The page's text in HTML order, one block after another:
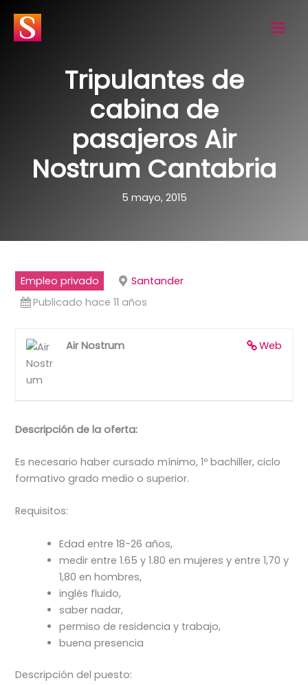
contenido
Tripulantes de
cabina de
pasajeros Air
Nostrum Cantabria
5 mayo, 2015
Empleo privado
Santander
Publicado hace 11 años
Web
Air Nostrum
Descripción de la oferta:
Es necesario haber cursado mínimo, 1º bachiller, ciclo
formativo grado medio o superior.
Requisitos:
Edad entre 18-26 años,
medir entre 1.65 y 1.80 en mujeres y entre 1,70 y
1,80 en hombres,
inglés fluido,
saber nadar,
permiso de residencia y trabajo,
buena presencia
Descripción del puesto: